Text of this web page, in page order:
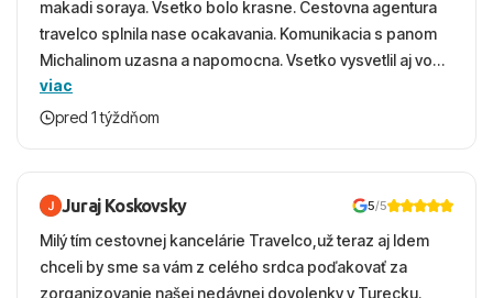
makadi soraya. Vsetko bolo krasne. Cestovna agentura
travelco splnila nase ocakavania. Komunikacia s panom
Michalinom uzasna a napomocna. Vsetko vysvetlil aj vo
vecernych hodinach zaco sa ospravedlnujem. Hotel
krasny, cisty. Sluzby top. Strava, prostredie, more,
viac
pred 1 týždňom
Juraj Koskovsky 5/5
Milý tím cestovnej kancelárie Travelco,už teraz aj Idem
chceli by sme sa vám z celého srdca poďakovať za
zorganizovanie našej nedávnej dovolenky v Turecku.